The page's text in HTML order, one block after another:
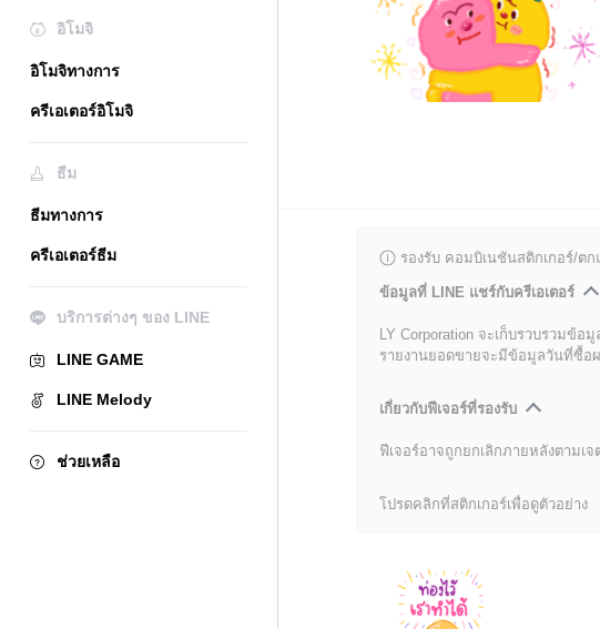
อิโมจิ
อิโมจิทางการ
ครีเอเตอร์อิโมจิ
ธีม
ธีมทางการ
ครีเอเตอร์ธีม
บริการต่างๆ ของ LINE
LINE GAME
LINE Melody
ช่วยเหลือ
รองรับ คอมบิเนชันสติกเกอร์/ตก
ข้อมูลที่ LINE แชร์กับครีเอเตอร์
LY Corporation จะเก็บรวบรวมข้อ
รายงานยอดขายจะมีข้อมูลวันที่ซื้อ
เกี่ยวกับฟีเจอร์ที่รองรับ
ฟีเจอร์อาจถูกยกเลิกภายหลังตามเ
โปรดคลิกที่สติกเกอร์เพื่อดูตัวอย่าง